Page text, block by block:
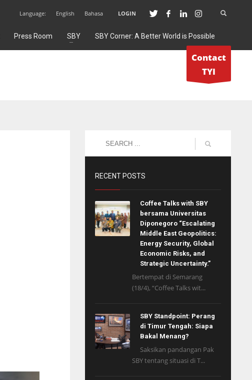
Language: English Bahasa LOGIN
Press Room SBY SBY Corner: A Better World is Possible
Contact
TYI
RECENT POSTS
Coffee Talks with SBY
bersama Universitas
Diponegoro “Escalating
Middle East Geopolitics:
Energy Security, Global
Economic Risks, and
Strategic Uncertainty.”
Bertempat di Semarang
(18/4), “Coffee Talks wit...
SBY Standpoint: Perang
di Timur Tengah: Siapa
Bakal Menang?
Saksikan pandangan Pak
SBY tentang situasi di T...